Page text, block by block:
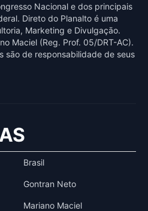
Nacional e dos principais
Direto do Planalto é uma
Marketing e Divulgaçāo.
Maciel (Reg. Prof. 05/DRT-AC).
sāo de responsabilidade de seus
Brasil
Gontran Neto
Mariano Maciel